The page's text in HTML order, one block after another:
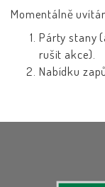
Momentálně
Párty stany
rušit akce).
Nabídku